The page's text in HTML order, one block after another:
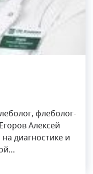
флеболог-
Алексей
диагностике и